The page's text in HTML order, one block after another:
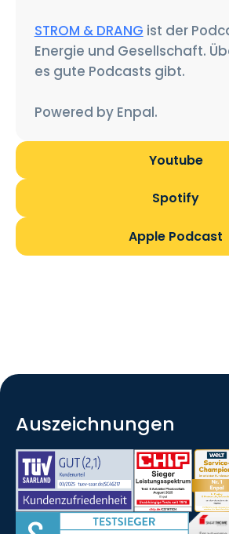
STROM & DRANG ist der
Energie und Gesellschaft.
es gute Podcasts gibt.​
Powered by Enpal.
Youtube
Spotify
Apple Podcast
Auszeichnungen